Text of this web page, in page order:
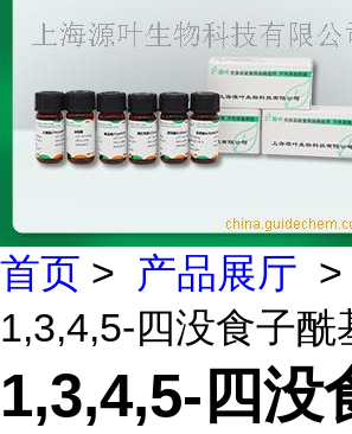
首页 > 产品展厅 >
1,3,4,5-四没食子酰
1,3,4,5-四没